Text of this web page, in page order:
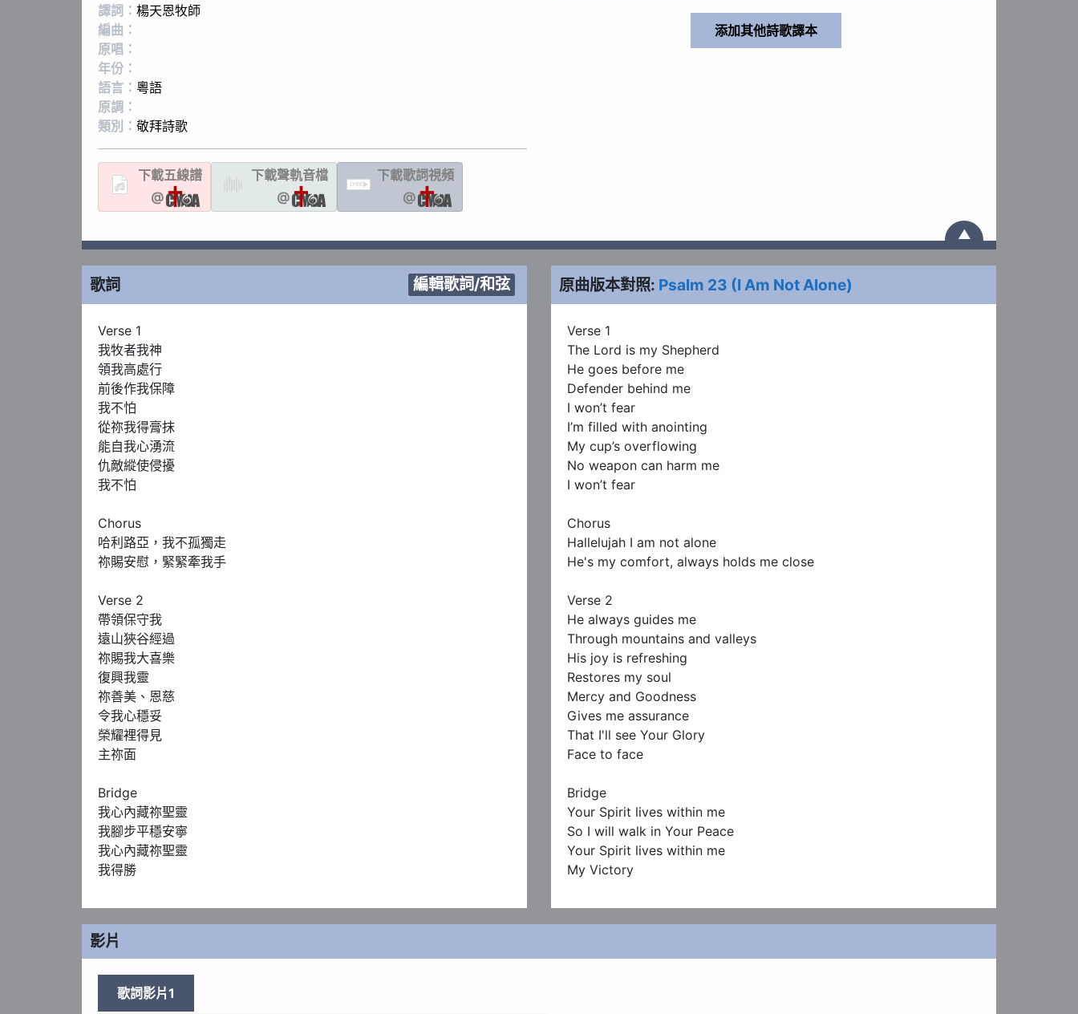
譯詞： 楊天恩牧師
編曲：
原唱：
年份：
語言： 粵語
原調：
類別： 敬拜詩歌
下載五線譜
@
下載聲軌音檔
@
LYRIC
下載歌詞視頻
@
▲
歌詞 編輯歌詞/和弦 原曲版本對照: Psalm 23 (I Am Not Alone)
Verse 1
我牧者我神
領我高處行
前後作我保障
我不怕
從祢我得膏抹
能自我心湧流
仇敵縱使侵擾
我不怕
Chorus
哈利路亞，我不孤獨走
祢賜安慰，緊緊牽我手
Verse 2
帶領保守我
遠山狹谷經過
祢賜我大喜樂
復興我靈
祢善美、恩慈
令我心穩妥
榮耀裡得見
主祢面
Bridge
我心內藏祢聖靈
我腳步平穩安寧
我心內藏祢聖靈
我得勝
Verse 1
The Lord is my Shepherd
He goes before me
Defender behind me
I won’t fear
I’m filled with anointing
My cup’s overflowing
No weapon can harm me
I won’t fear
Chorus
Hallelujah I am not alone
He's my comfort, always holds me close
Verse 2
He always guides me
Through mountains and valleys
His joy is refreshing
Restores my soul
Mercy and Goodness
Gives me assurance
That I'll see Your Glory
Face to face
Bridge
Your Spirit lives within me
So I will walk in Your Peace
Your Spirit lives within me
My Victory
影片
歌詞影片1